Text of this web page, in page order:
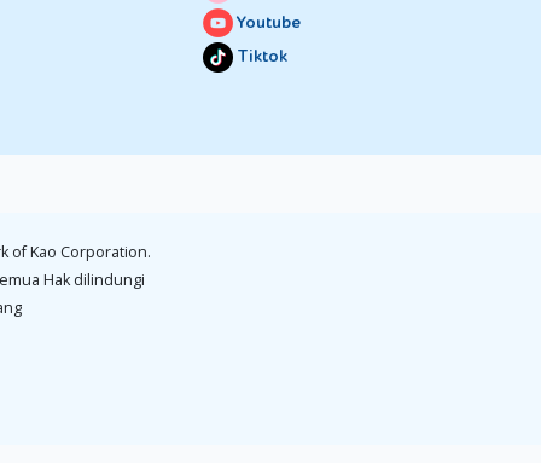
Youtube
Tiktok
of Kao Corporation.
Hak dilindungi